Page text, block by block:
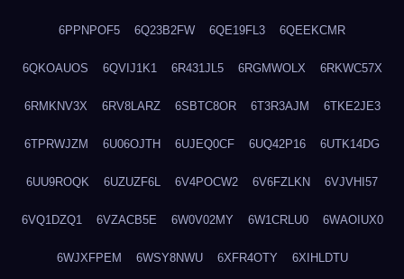
6PPNPOF5 6Q23B2FW 6QE19FL3 6QEEKCMR
6QKOAUOS 6QVIJ1K1 6R431JL5 6RGMWOLX 6RKWC57X
6RMKNV3X 6RV8LARZ 6SBTC8OR 6T3R3AJM 6TKE2JE3
6TPRWJZM 6U06OJTH 6UJEQ0CF 6UQ42P16 6UTK14DG
6UU9ROQK 6UZUZF6L 6V4POCW2 6V6FZLKN 6VJVHI57
6VQ1DZQ1 6VZACB5E 6W0V02MY 6W1CRLU0 6WAOIUX0
6WJXFPEM 6WSY8NWU 6XFR4OTY 6XIHLDTU